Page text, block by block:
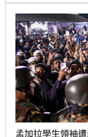
勢，孟加拉政壇權
拉曼有望率領民族
理大位，此次選舉
關鍵考驗。
孟加拉學生領袖